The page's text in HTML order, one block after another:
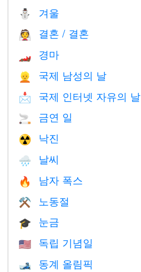
⛄ 겨울
👰 결혼 / 결혼
🏎 경마
👱 국제 남성의 날
📩 국제 인터넷 자유의 날
🚬 금연 일
☢️ 낙진
🌧 날씨
🔥 남자 폭스
⚒️ 노동절
🎓 눈금
🇺🇸 독립 기념일
🎿 동계 올림픽